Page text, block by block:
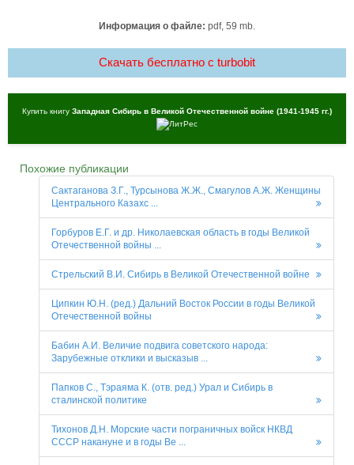
Информация о файле: pdf, 59 mb.
Скачать бесплатно c turbobit
Купить книгу Западная Сибирь в Великой Отечественной войне (1941-1945 гг.)
Похожие публикации
Сактаганова З.Г., Турсынова Ж.Ж., Смагулов А.Ж. Женщины
Центрального Казахс ...
Горбуров Е.Г. и др. Николаевская область в годы Великой
Отечественной войны ...
Стрельский В.И. Сибирь в Великой Отечественной войне
Ципкин Ю.Н. (ред.) Дальний Восток России в годы Великой
Отечественной войны
Бабин А.И. Величие подвига советского народа:
Зарубежные отклики и высказыв ...
Папков С., Тэраяма К. (отв. ред.) Урал и Сибирь в
сталинской политике
Тихонов Д.Н. Морские части пограничных войск НКВД
СССР накануне и в годы Ве ...